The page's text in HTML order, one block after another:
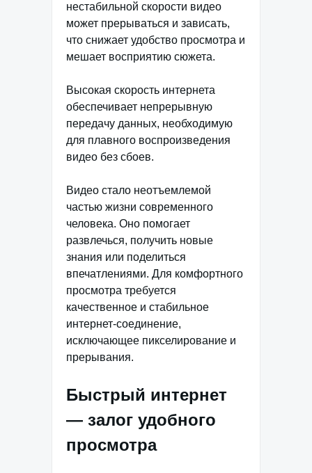
нестабильной скорости видео
может прерываться и зависать,
что снижает удобство просмотра и
мешает восприятию сюжета.
Высокая скорость интернета
обеспечивает непрерывную
передачу данных, необходимую
для плавного воспроизведения
видео без сбоев.
Видео стало неотъемлемой
частью жизни современного
человека. Оно помогает
развлечься, получить новые
знания или поделиться
впечатлениями. Для комфортного
просмотра требуется
качественное и стабильное
интернет-соединение,
исключающее пикселирование и
прерывания.
Быстрый интернет
— залог удобного
просмотра